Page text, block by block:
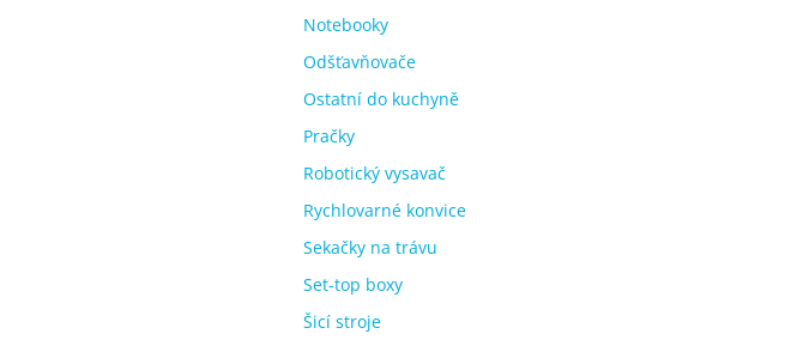
Notebooky
Odšťavňovače
Ostatní do kuchyně
Pračky
Robotický vysavač
Rychlovarné konvice
Sekačky na trávu
Set-top boxy
Šicí stroje